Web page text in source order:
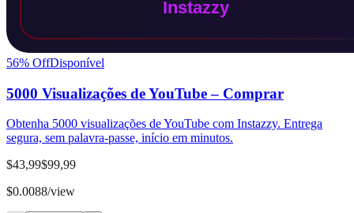
56% OffDisponível
5000 Visualizações de YouTube – Comprar
Obtenha 5000 visualizações de YouTube com Instazzy. Entrega
segura, sem palavra-passe, início em minutos.
$43,99$99,99
$0.0088/view